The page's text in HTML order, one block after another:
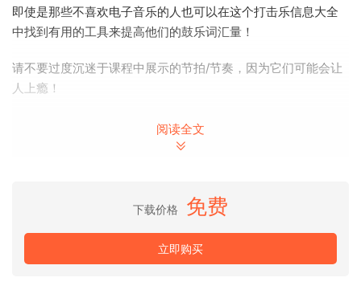
即使是那些不喜欢电子音乐的人也可以在这个打击乐信息大全
中找到有用的工具来提高他们的鼓乐词汇量！
请不要过度沉迷于课程中展示的节拍/节奏，因为它们可能会让
人上瘾！
完成第 2 级后，您将掌握使用“原声侧链”执行真实声音的
Amen Break 所需的知识。
完成第 3 级后，您将学会演奏 Amen Break 的许多变奏
阅读全文
下载价格 免费
立即购买